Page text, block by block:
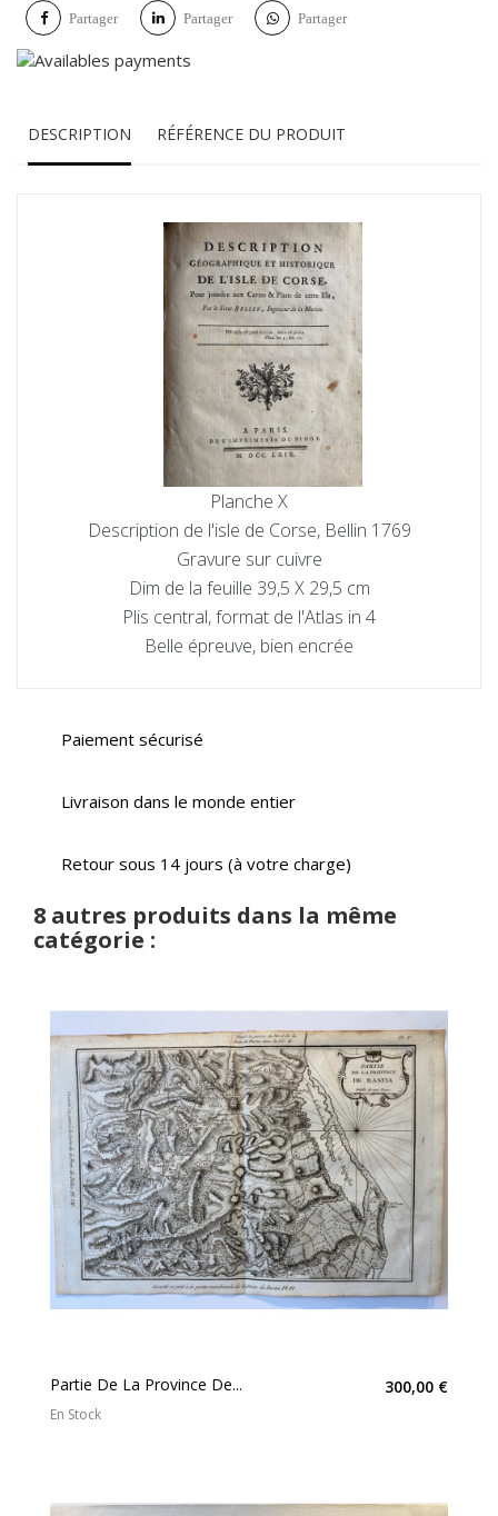
Partager Partager Partager
DESCRIPTION RÉFÉRENCE DU PRODUIT
Planche X
Description de l'isle de Corse, Bellin 1769
Gravure sur cuivre
Dim de la feuille 39,5 X 29,5 cm
Plis central, format de l'Atlas in 4
Belle épreuve, bien encrée
Paiement sécurisé
Livraison dans le monde entier
Retour sous 14 jours (à votre charge)
8 autres produits dans la même
catégorie :
Partie De La Province De... 300,00 €
En Stock